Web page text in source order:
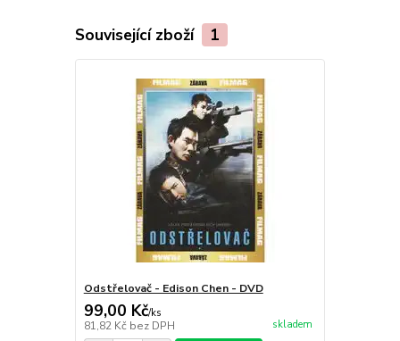
Související zboží 1
Odstřelovač - Edison Chen - DVD
99,00 Kč/ks
81,82 Kč bez DPH skladem